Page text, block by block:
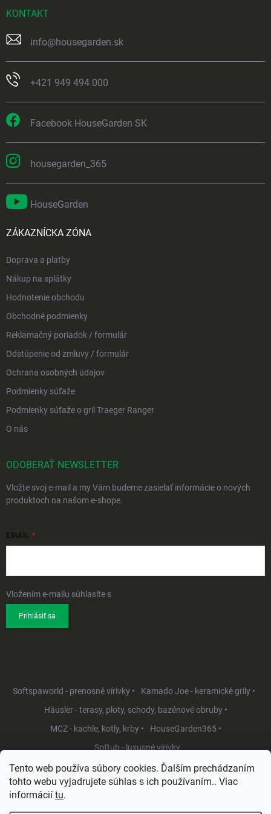
Tento web používa súbory cookies. Ďalším prechádzaním
tohto webu vyjadrujete súhlas s ich používaním.. Viac
informácií tu.
KONTAKT
info@housegarden.sk
+421 949 494 000
Facebook HouseGarden SK
housegarden_365
HouseGarden
ZÁKAZNÍCKA ZÓNA
Doprava a platby
Nákup na splátky
Hodnotenie obchodu
Obchodné podmienky
Reklamačný poriadok / formulár
Odstúpenie od zmluvy / formulár
Ochrana osobných údajov
Podmienky súťaže
Podmienky súťaže o gril Traeger Ranger
O nás
ODOBERAŤ NEWSLETTER
Vložte svoj e-mail a my Vám budeme zasielať informácie o nových
produktoch na našom e-shope.
EMAIL
Vložením e-mailu súhlasíte s
Prihlásiť sa
Softspaworld - prenosné vírivky •
Kamado Joe - keramické grily •
Häusler - terasy, ploty, schody, bazénové obruby •
MCZ - kachle, kotly, krby •
HouseGarden365 •
Softub - luxusné vírivky